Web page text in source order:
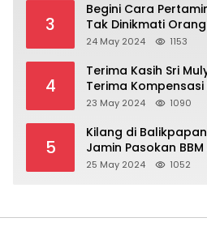
3
Begini Cara
Tak Dinikmati
24 May 2024 1153
4
Terima Kasih Sri
Terima Kompensasi
23 May 2024 1090
5
Kilang di
Jamin Pasokan
25 May 2024 1052